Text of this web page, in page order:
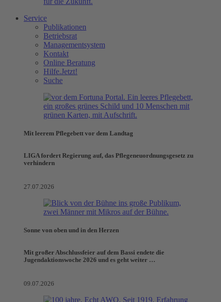
Service
Publikationen
Betriebsrat
Managementsystem
Kontakt
Online Beratung
Hilfe.Jetzt!
Suche
Mit leerem Pflegebett vor dem Landtag
LIGA fordert Regierung auf, das Pflegeneuordnungsgesetz zu
verhindern
27.07.2026
Sonne von oben und in den Herzen
Mit großer Abschlussfeier auf dem Bassi endete die
Jugendaktionswoche 2026 und es geht weiter …
09.07.2026